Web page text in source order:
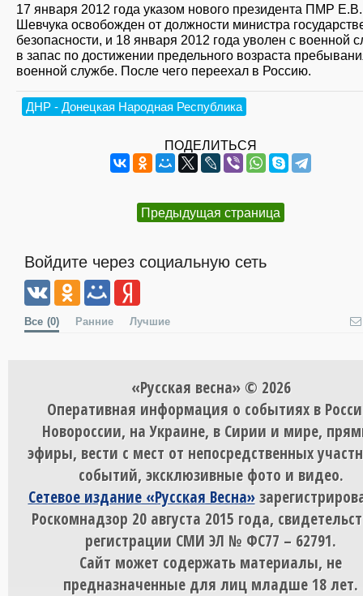
17 января 2012 года указом нового президента ПМР Е.В.
Шевчука освобожден от должности министра
безопасности, и 18 января 2012 года уволен с военной
в запас по достижении предельного возраста
военной службе. После чего переехал в Россию.
ДНР - Донецкая Народная Республика
ПОДЕЛИТЬСЯ
Предыдущая страница
Войдите через социальную сеть
Все (0) Ранние Лучшие
«Русская весна» © 2026
Оперативная информация о событиях в
Новороссии, на Украине, в Сирии и мире,
эфиры, вести с мест от непосредственных
событий, эксклюзивные фото и видео.
Сетевое издание «Русская Весна»
Роскомнадзор 20 августа 2015 года,
регистрации СМИ ЭЛ № ФС77 – 62791.
Сайт может содержать материалы, не
предназначенные для лиц младше 18 лет.